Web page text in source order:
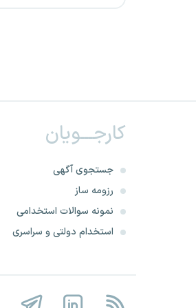
شرکت نیرو نصر آرمان
هلدینگ پتروفرهنگ
صنایع سیمان غرب
کارجـــویان
جستجوی آگهی
رزومه ساز
نمونه سوالات استخدامی
استخدام دولتی و سراسری